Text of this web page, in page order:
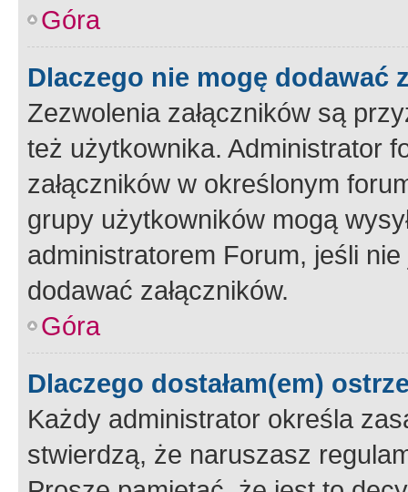
Góra
Dlaczego nie mogę dodawać
Zezwolenia załączników są
też użytkownika. Administrator
załączników w określonym
grupy użytkowników mogą
administratorem Forum, jeśli
dodawać załączników.
Góra
Dlaczego dostałam(em)
Każdy administrator określa
stwierdzą, że naruszasz